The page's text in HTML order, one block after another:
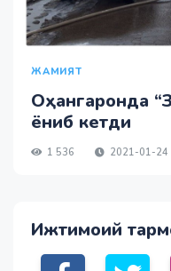
ЖАМИЯТ
Оҳангаронда
ёниб кетди
1 536 2021-01-24
Ижтимоий